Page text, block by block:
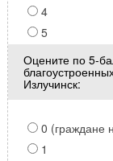
4
5
Оцените по 5-
Излучинск:
0 (граждане
1